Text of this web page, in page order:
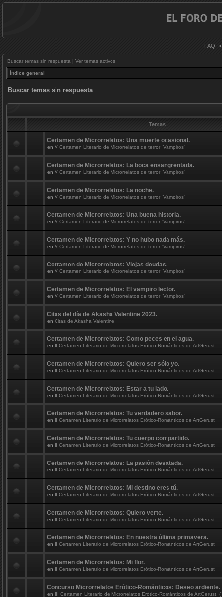
FAQ •
Buscar temas sin respuesta | Ver temas activos
Índice general
Buscar temas sin respuesta
Temas
Certamen de Microrrelatos: Una muerte ocasional.
en V Certamen Literario de Microrrelatos de terror “Vampiros”
Certamen de Microrrelatos: La boca ensangrentada.
en V Certamen Literario de Microrrelatos de terror “Vampiros”
Certamen de Microrrelatos: La noche.
en V Certamen Literario de Microrrelatos de terror “Vampiros”
Certamen de Microrrelatos: Una buena historia.
en V Certamen Literario de Microrrelatos de terror “Vampiros”
Certamen de Microrrelatos: Y no hubo nada más.
en V Certamen Literario de Microrrelatos de terror “Vampiros”
Certamen de Microrrelatos: Viejas deudas.
en V Certamen Literario de Microrrelatos de terror “Vampiros”
Certamen de Microrrelatos: El vampiro lector.
en V Certamen Literario de Microrrelatos de terror “Vampiros”
Citas del día de Akasha Valentine 2023.
en Citas de Akasha Valentine
Certamen de Microrrelatos: Como peces en el agua.
en II Certamen Literario de Microrrelatos Erótico-Románticos de ArtGerust
Certamen de Microrrelatos: Quiero ser sólo yo.
en II Certamen Literario de Microrrelatos Erótico-Románticos de ArtGerust
Certamen de Microrrelatos: Estar a tu lado.
en II Certamen Literario de Microrrelatos Erótico-Románticos de ArtGerust
Certamen de Microrrelatos: Tu verdadero sabor.
en II Certamen Literario de Microrrelatos Erótico-Románticos de ArtGerust
Certamen de Microrrelatos: Tu cuerpo compartido.
en II Certamen Literario de Microrrelatos Erótico-Románticos de ArtGerust
Certamen de Microrrelatos: La pasión desatada.
en II Certamen Literario de Microrrelatos Erótico-Románticos de ArtGerust
Certamen de Microrrelatos: Mi destino eres tú.
en II Certamen Literario de Microrrelatos Erótico-Románticos de ArtGerust
Certamen de Microrrelatos: Quiero verte.
en II Certamen Literario de Microrrelatos Erótico-Románticos de ArtGerust
Certamen de Microrrelatos: En nuestra última primavera.
en II Certamen Literario de Microrrelatos Erótico-Románticos de ArtGerust
Certamen de Microrrelatos: Mi flor.
en II Certamen Literario de Microrrelatos Erótico-Románticos de ArtGerust
Concurso Microrrelatos Erótico-Románticos: Deseo ardiente.
en III Certamen Literario de Microrrelatos Erótico-Románticos de ArtGerust.